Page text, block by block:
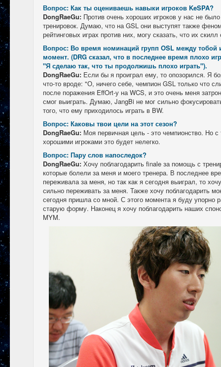
Вопрос: Как ты оцениваешь навыки игроков KeSPA?
DongRaeGu: Против очень хороших игроков у нас не
тренировок. Думаю, что на GSL они выступят также
рейтинговых играх против них, могу сказать, что их
Вопрос: Во время номинаций групп OSL между тобой
момент. (DRG сказал, что в последнее время плохо
"Я сделаю так, что ты продолжишь плохо играть").
DongRaeGu: Если бы я проиграл ему, то опозорился. Я
что-то вроде: "О, ничего себе, чемпион GSL только что
после поражения EffOrt-у на WCS, и это очень меня
смог выиграть. Думаю, JangBi не мог сильно
того, что ему приходилось играть в BW.
Вопрос: Каковы твои цели на этот сезон?
DongRaeGu: Моя первичная цель - это чемпионство. Но с
хорошими игроками это будет нелегко.
Вопрос: Пару слов напоследок?
DongRaeGu: Хочу поблагодарить finale за помощь с
которые болели за меня и моего тренера. В последнее
переживала за меня, но так как я сегодня выиграл, то
сильно переживать за меня. Также хочу поблагодарить
сегодня пришла со мной. С этого момента я буду упорно
старую форму. Наконец я хочу поблагодарить наших
MYM.